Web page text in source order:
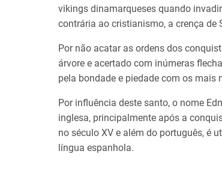
vikings dinamarqueses quando
contrária ao cristianismo, a crença de
Por não acatar as ordens dos
árvore e acertado com inúmeras
pela bondade e piedade com os mais
Por influência deste santo, o nome
inglesa, principalmente após a
no século XV e além do português, é
língua espanhola.